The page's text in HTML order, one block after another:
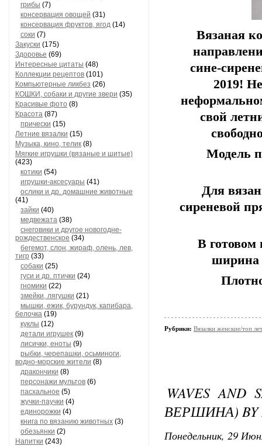
грибы (7)
консервация овощей (31)
консервация фруктов, ягод (14)
соки (7)
Закуски (175)
Здоровье (69)
Интересные цитаты (48)
Коллекции рецептов (101)
Компьютерные ликбез (26)
КОШКИ, собаки и другие звери (35)
Красивые фото (8)
Красота (87)
прически (15)
Летние вязалки (15)
Музыка, кино, телик (8)
Мягкие игрушки (вязаные и шитые)
(423)
котики (54)
игрушки-аксесуары (41)
ослики и др. домашние животные
(41)
зайки (40)
медвежата (38)
снеговики и другое новогодне-
рождественское (34)
бегемот, слон, жираф, олень, лев,
тигр (33)
собаки (25)
гуси и др. птички (24)
гномики (22)
змейки, лягушки (21)
мышки, ежик, бурундук, капибара,
белочка (19)
куклы (12)
детали игрушек (9)
лисички, еноты (9)
рыбки, черепашки, осьминоги,
водно-морские жители (8)
дракончики (8)
персонажи мультов (6)
пасхальное (5)
жучки-паучки (4)
единорожки (4)
книга по вязанию животных (3)
обезьянки (2)
Напитки (243)
Вязаная
сине-
2019!
свой
Модель
Для
сиреневой
В готовом
ширина
Рубрики: Вязалки женские/топ
WAVES
ВЕРШИНА) BY
Понедельник, 29